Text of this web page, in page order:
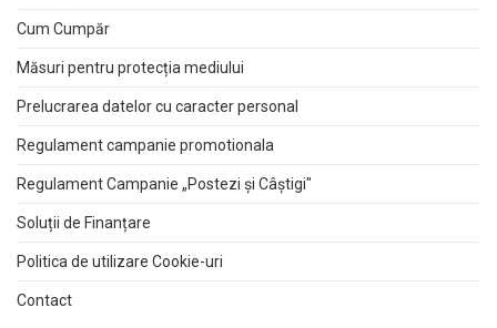
Cum Cumpăr
Măsuri pentru protecția mediului
Prelucrarea datelor cu caracter personal
Regulament campanie promotionala
Regulament Campanie „Postezi și Câștigi"
Soluții de Finanțare
Politica de utilizare Cookie-uri
Contact